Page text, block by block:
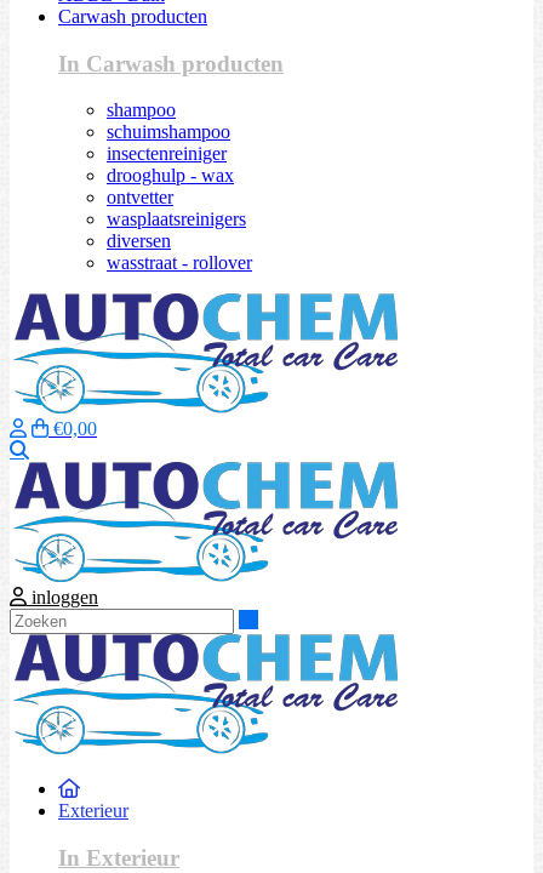
Carwash producten
In Carwash producten
shampoo
schuimshampoo
insectenreiniger
drooghulp - wax
ontvetter
wasplaatsreinigers
diversen
wasstraat - rollover
€0,00
inloggen
Exterieur
In Exterieur